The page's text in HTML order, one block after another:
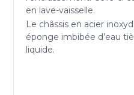
en lave-vaisselle.
Le châssis en acier
éponge imbibée d’eau
liquide.